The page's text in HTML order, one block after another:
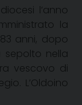
l’anno
la
83 anni, dopo
sepolto nella
vescovo di
L’Oldoino